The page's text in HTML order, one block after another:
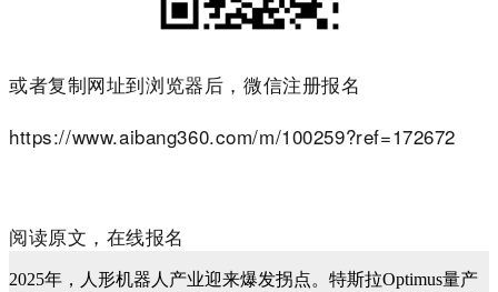
或者复制网址到浏览器后，微信注册报名
https://www.aibang360.com/m/100259?ref=172672
阅读原文，在线报名
2025年，人形机器人产业迎来爆发拐点。特斯拉Optimus量产